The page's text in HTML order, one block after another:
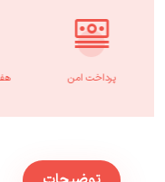
پرداخت امن